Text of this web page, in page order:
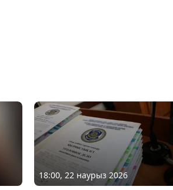
18:00, 22 наурыз 2026